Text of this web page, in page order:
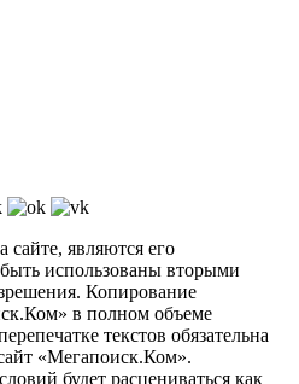
являются его
использованы вторыми
Копирование
в полном объеме
текстов обязательна
«Мегапоиск.Ком».
будет расцениваться как